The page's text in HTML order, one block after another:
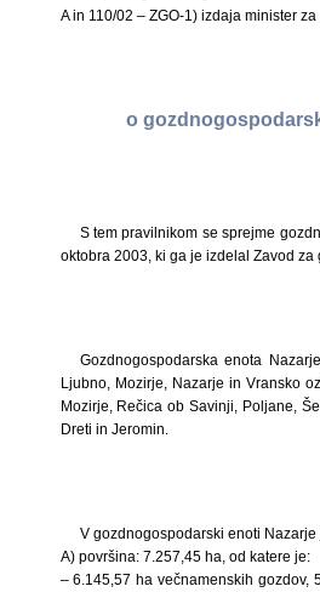
A in 110/02 – ZGO-1) izdaja minister
o
S tem pravilnikom se sprejme
oktobra 2003, ki ga je izdelal Zavod
Gozdnogospodarska enota
Ljubno, Mozirje, Nazarje in Vransko
Mozirje, Rečica ob Savinji, Poljane,
Dreti in Jeromin.
V gozdnogospodarski enoti
A) površina: 7.257,45 ha, od katere je:
– 6.145,57 ha večnamenskih gozdov,